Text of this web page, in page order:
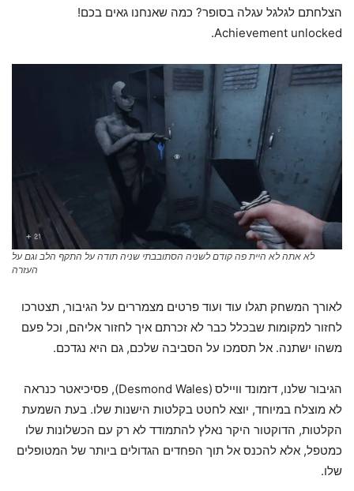
הצלחתם לגלגל עגלה בסופר? כמה שאנחנו גאים בכם!
Achievement unlocked.
לא אתה לא היית פה קודם לשניה הסתובבתי שניה תודה על התקף הלב וגם על
העזרה
לאורך המשחק תגלו עוד ועוד פרטים מצמררים על הגיבור, תצטרכו
לחזור למקומות שבכלל כבר לא זכרתם איך לחזור אליהם, וכל פעם
משהו ישתנה. אל תסמכו על הסביבה שלכם, גם היא נגדכם.
הגיבור שלנו, דזמונד וויילס
(Desmond Wales), פסיכיאטר כנראה
לא מוצלח במיוחד, יוצא לחטט בקלטות הישנות שלו. בעת השמעת
הקלטות, הדוקטור היקר נאלץ להתמודד לא רק עם הכשלונות שלו
כמטפל, אלא להכנס אל תוך הפחדים הגדולים ביותר של המטופלים
שלו.